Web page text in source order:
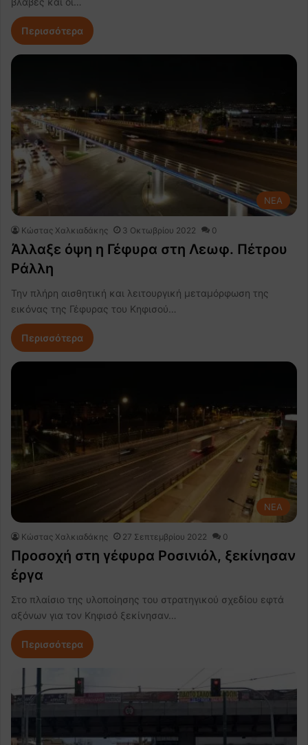
Περισσότερα
NEA
Κώστας Χαλκιαδάκης 3 Οκτωβρίου 2022 0
Άλλαξε όψη η Γέφυρα στη Λεωφ. Πέτρου
Ράλλη
Την πλήρη αισθητική και λειτουργική μεταμόρφωση της
εικόνας της Γέφυρας του Κηφισού…
Περισσότερα
NEA
Κώστας Χαλκιαδάκης 27 Σεπτεμβρίου 2022 0
Προσοχή στη γέφυρα Ροσινιόλ, ξεκίνησαν
έργα
Στο πλαίσιο της υλοποίησης του στρατηγικού σχεδίου εφτά
αξόνων για τον Κηφισό ξεκίνησαν…
Περισσότερα